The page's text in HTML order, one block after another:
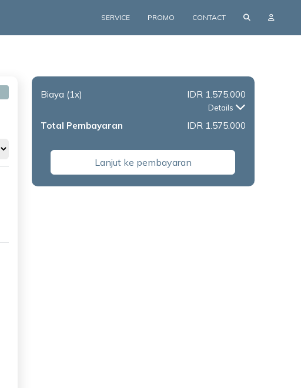
SERVICE PROMO CONTACT
Biaya (1x) IDR 1.575.000
Details
Total Pembayaran IDR 1.575.000
Lanjut ke pembayaran